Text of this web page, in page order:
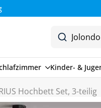
Kinder- &
Hochbett Set, 3-teilig